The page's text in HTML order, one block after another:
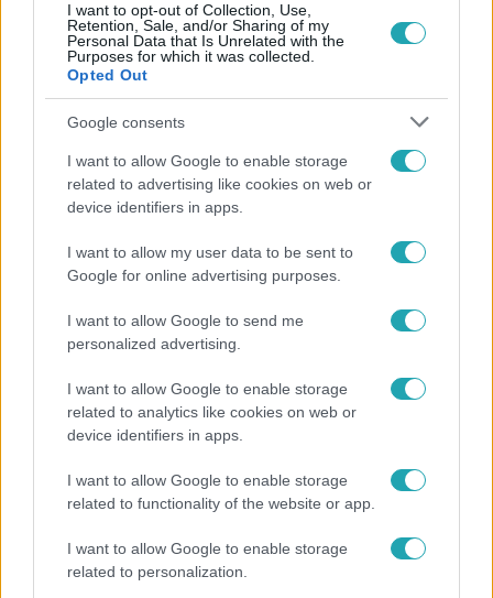
I want to opt-out of Collection, Use,
Retention, Sale, and/or Sharing of my
Personal Data that Is Unrelated with the
Purposes for which it was collected.
Opted Out
Google consents
I want to allow Google to enable storage
related to advertising like cookies on web or
device identifiers in apps.
I want to allow my user data to be sent to
Google for online advertising purposes.
I want to allow Google to send me
personalized advertising.
I want to allow Google to enable storage
related to analytics like cookies on web or
device identifiers in apps.
I want to allow Google to enable storage
related to functionality of the website or app.
I want to allow Google to enable storage
related to personalization.
"Hatalmas viharban" - így zajlott Hegyi Barbara